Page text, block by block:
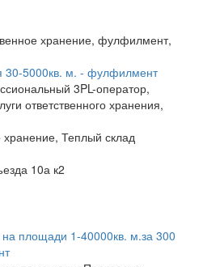
30-5000кв. м. - фулфилмент
3PL-оператор,
ответственного хранения,
хранение, Теплый склад
10а к2
на площади 1-40000кв. м.за 300